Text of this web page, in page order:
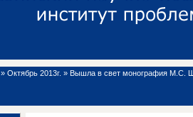
» Октябрь 2013г. » Вышла в свет монография М.С.